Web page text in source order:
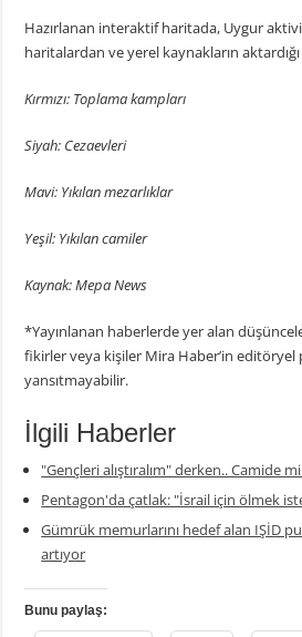
Hazırlanan interaktif haritada, Uygur
haritalardan ve yerel kaynakların
Kırmızı: Toplama kampları
Siyah: Cezaevleri
Mavi: Yıkılan mezarlıklar
Yeşil: Yıkılan camiler
Kaynak: Mepa News
*Yayınlanan haberlerde yer alan
fikirler veya kişiler Mira Haber’in editöryel
yansıtmayabilir.
İlgili Haberler
"Gençleri alıştıralım" derken.. Camide
Pentagon'da çatlak: "İsrail için ölmek
Gümrük memurlarını hedef alan IŞİD
artıyor
Bunu paylaş: